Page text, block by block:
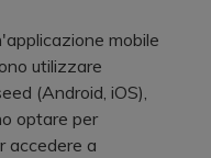
mobile
utilizzare
(Android, iOS),
optare per
accedere a